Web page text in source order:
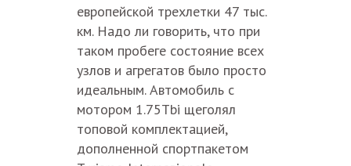
европейской трехлетки 47 тыс.
км. Надо ли говорить, что при
таком пробеге состояние всех
узлов и агрегатов было просто
идеальным. Автомобиль с
мотором 1.75Tbi щеголял
топовой комплектацией,
дополненной спортпакетом